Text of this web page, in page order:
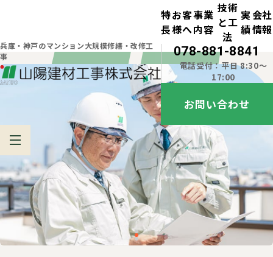
兵庫・神戸のマンション大規模修繕・改修工
事
特
長
お客
様へ
事業
内容
技術
と工
法
実
績
会社
情報
078-881-8841
電話受付：平日 8:30～
17:00
お問い合わせ